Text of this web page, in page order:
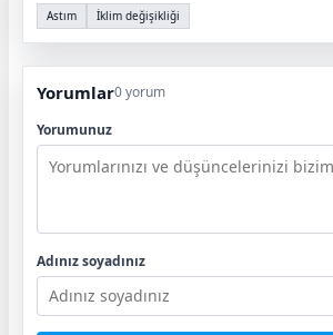
Astım İklim değişikliği
Yorumlar0 yorum
Yorumunuz
Adınız soyadınız